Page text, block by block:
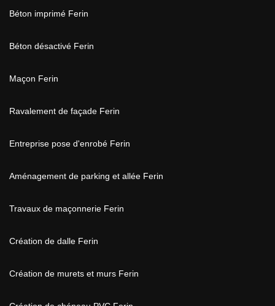
Béton imprimé Ferin
Béton désactivé Ferin
Maçon Ferin
Ravalement de façade Ferin
Entreprise pose d'enrobé Ferin
Aménagement de parking et allée Ferin
Travaux de maçonnerie Ferin
Création de dalle Ferin
Création de murets et murs Ferin